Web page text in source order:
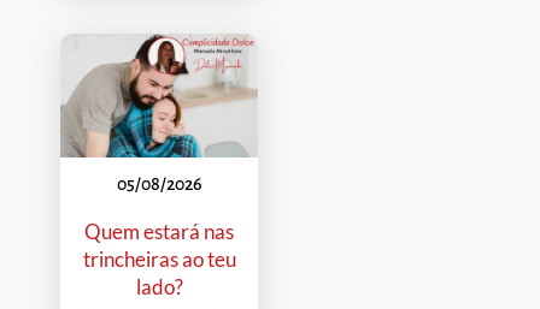
05/08/2026
Quem estará nas
trincheiras ao teu
lado?